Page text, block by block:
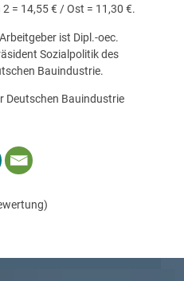
= 14,55 € / Ost = 11,30 €.
ist Dipl.-oec.
Sozialpolitik des
Bauindustrie.
Deutschen Bauindustrie